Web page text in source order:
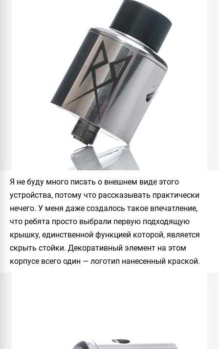
Я не буду много писать о внешнем виде этого
устройства, потому что рассказывать практически
нечего. У меня даже создалось такое впечатление,
что ребята просто выбрали первую подходящую
крышку, единственной функцией которой, является
скрыть стойки. Декоративный элемент на этом
корпусе всего один — логотип нанесенный краской.